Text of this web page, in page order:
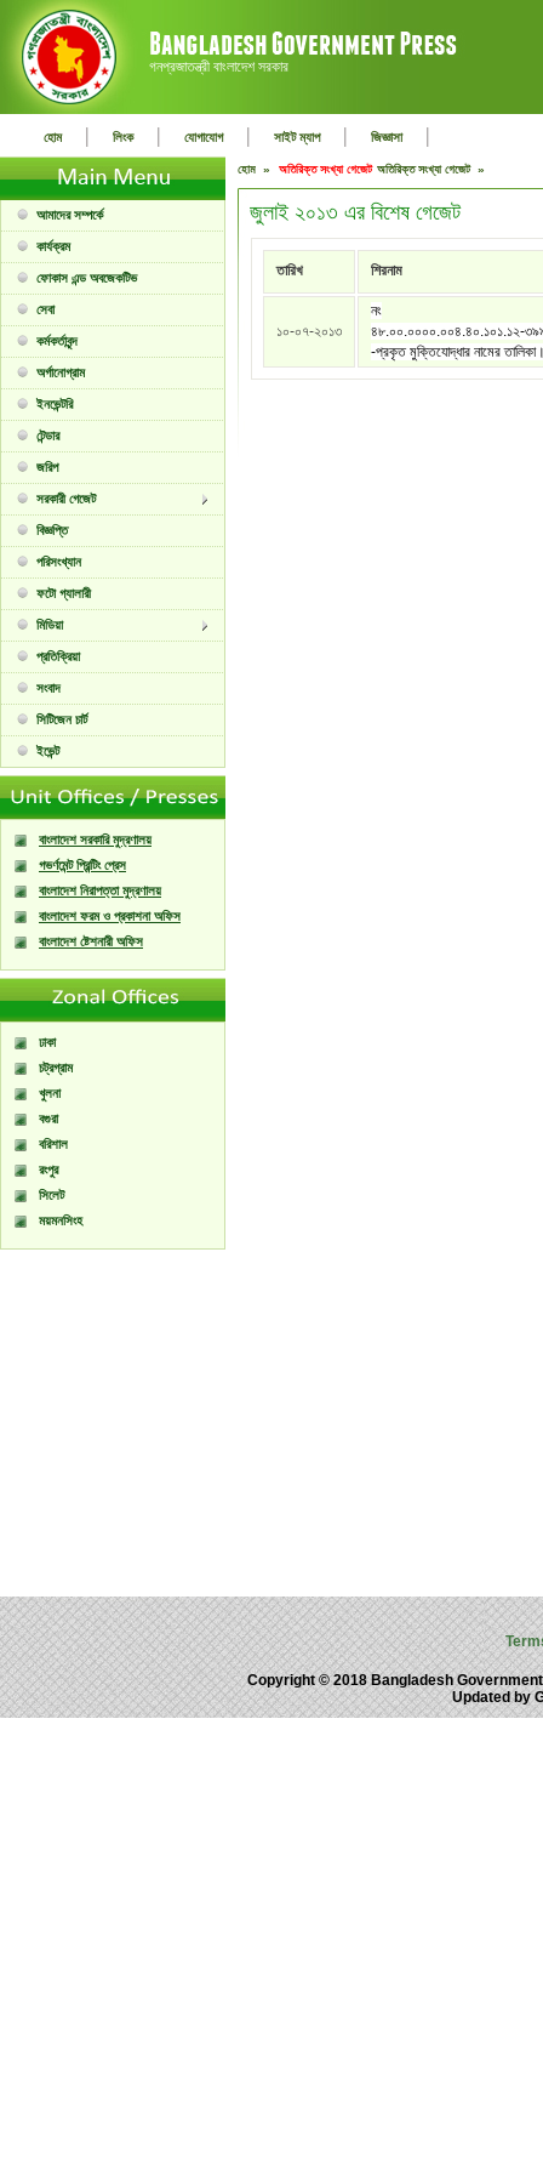
গনপ্রজাতন্ত্রী বাংলাদেশ সরকার
হোম | লিংক | যোগাযোগ | সাইট ম্যাপ | জিজ্ঞাসা |
আমাদের সম্পর্কে
কার্যক্রম
ফোকাস এন্ড অবজেকটিভ
সেবা
কর্মকর্তাবৃন্দ
অর্গানোগ্রাম
ইনভেন্টরি
টেন্ডার
জরিপ
সরকারী গেজেট
বিজ্ঞপ্তি
পরিসংখ্যান
ফটো গ্যালারী
মিডিয়া
প্রতিক্রিয়া
সংবাদ
সিটিজেন চার্ট
ইভেন্ট
বাংলাদেশ সরকারি মুদ্রণালয়
গভর্ণমেন্ট প্রিন্টিং প্রেস
বাংলাদেশ নিরাপত্তা মুদ্রণালয়
বাংলাদেশ ফরম ও প্রকাশনা অফিস
বাংলাদেশ ষ্টেশনারী অফিস
ঢাকা
চট্রগ্রাম
খুলনা
বগুরা
বরিশাল
রংপুর
সিলেট
ময়মনসিংহ
হোম » অতিরিক্ত সংখ্যা গেজেট অতিরিক্ত সংখ্যা গেজেট »
জুলাই ২০১৩ এর বিশেষ গেজেট
তারিখ শিরনাম
১০-০৭-২০১৩
নং
৪৮.০০.০০০০.০০৪.৪০.১০১.১২-
-প্রকৃত মুক্তিযোদ্ধার নামের
Copyright © 2018 Bangladesh
Updated by